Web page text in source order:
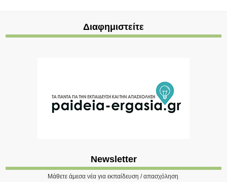
Διαφημιστείτε
Newsletter
Μάθετε άμεσα νέα για εκπαίδευση / απασχόληση